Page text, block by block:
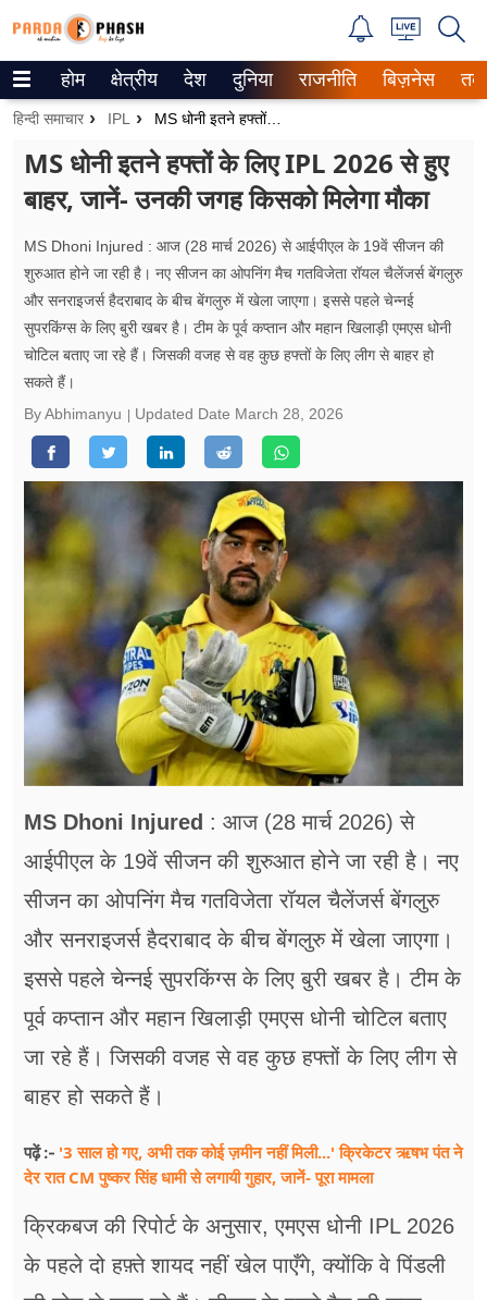
Trending on Google News
ePaper
वेब स्टोरीज
उत्तर प्रदेश
गैलरी
वीडियो
जीवन मंत्रा
फूड
सेहत
जॉब्स
शिक्षा
अन्य खबरें
होम क्षेत्रीय देश दुनिया राजनीति बिज़नेस
हिन्दी समाचार IPL MS धोनी इतने हफ्तों के लिए IPL 2026 से हुए बाहर, जानें- उनकी जगह किसको मिलेगा मौका
MS धोनी इतने हफ्तों के लिए IPL 2026 से हुए
बाहर, जानें- उनकी जगह किसको मिलेगा मौका
MS Dhoni Injured : आज (28 मार्च 2026) से आईपीएल के 19वें सीजन की
शुरुआत होने जा रही है। नए सीजन का ओपनिंग मैच गतविजेता रॉयल चैलेंजर्स बेंगलुरु
और सनराइजर्स हैदराबाद के बीच बेंगलुरु में खेला जाएगा। इससे पहले चेन्नई
सुपरकिंग्स के लिए बुरी खबर है। टीम के पूर्व कप्तान और महान खिलाड़ी एमएस धोनी
चोटिल बताए जा रहे हैं। जिसकी वजह से वह कुछ हफ्तों के लिए लीग से बाहर हो
सकते हैं।
By Abhimanyu
Updated Date March 28, 2026
MS Dhoni Injured : आज (28 मार्च 2026) से
आईपीएल के 19वें सीजन की शुरुआत होने जा रही है। नए
सीजन का ओपनिंग मैच गतविजेता रॉयल चैलेंजर्स बेंगलुरु
और सनराइजर्स हैदराबाद के बीच बेंगलुरु में खेला जाएगा।
इससे पहले चेन्नई सुपरकिंग्स के लिए बुरी खबर है। टीम के
पूर्व कप्तान और महान खिलाड़ी एमएस धोनी चोटिल बताए
जा रहे हैं। जिसकी वजह से वह कुछ हफ्तों के लिए लीग से
बाहर हो सकते हैं।
पढ़ें :- '3 साल हो गए, अभी तक कोई ज़मीन नहीं मिली...' क्रिकेटर ऋषभ पंत ने
देर रात CM पुष्कर सिंह धामी से लगायी गुहार, जानें- पूरा मामला
क्रिकबज की रिपोर्ट के अनुसार, एमएस धोनी IPL 2026
के पहले दो हफ़्ते शायद नहीं खेल पाएँगे, क्योंकि वे पिंडली